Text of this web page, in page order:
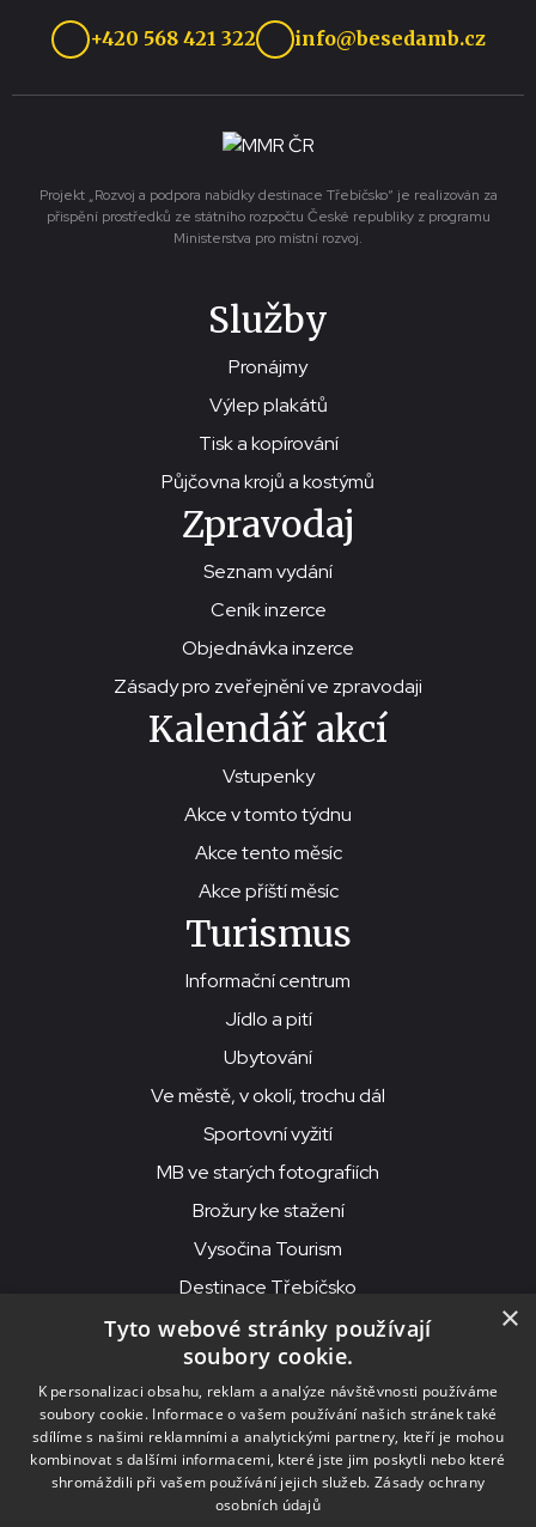
+420 568 421 322 info@besedamb.cz
Projekt „Rozvoj a podpora nabídky destinace Třebíčsko“ je realizován za
přispění prostředků ze státního rozpočtu České republiky z programu
Ministerstva pro místní rozvoj.
Služby
Pronájmy
Výlep plakátů
Tisk a kopírování
Půjčovna krojů a kostýmů
Zpravodaj
Seznam vydání
Ceník inzerce
Objednávka inzerce
Zásady pro zveřejnění ve zpravodaji
Kalendář akcí
Vstupenky
Akce v tomto týdnu
Akce tento měsíc
Akce příští měsíc
Turismus
Informační centrum
Jídlo a pití
Ubytování
Ve městě, v okolí, trochu dál
Sportovní vyžití
MB ve starých fotografiích
Brožury ke stažení
Vysočina Tourism
Destinace Třebíčsko
© 2026MKS Beseda Mor. Budějovice
MKS Beseda, příspěvková organizace, Purcnerova 62, 676 02
Moravské Budějovice
IČO: 00091758, DIČ: CZ00091758, ID datové schránky: chjn2kd
×
Tyto webové stránky používají
soubory cookie.
K personalizaci obsahu, reklam a analýze návštěvnosti používáme
soubory cookie. Informace o vašem používání našich stránek také
sdílíme s našimi reklamními a analytickými partnery, kteří je mohou
kombinovat s dalšími informacemi, které jste jim poskytli nebo které
shromáždili při vašem používání jejich služeb. Zásady ochrany
osobních údajů